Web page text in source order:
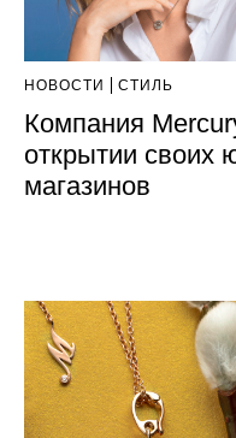
НОВОСТИ СТИЛЬ
Компания
открытии своих
магазинов